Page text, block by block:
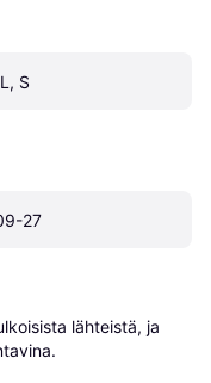
S
27
lähteistä, ja